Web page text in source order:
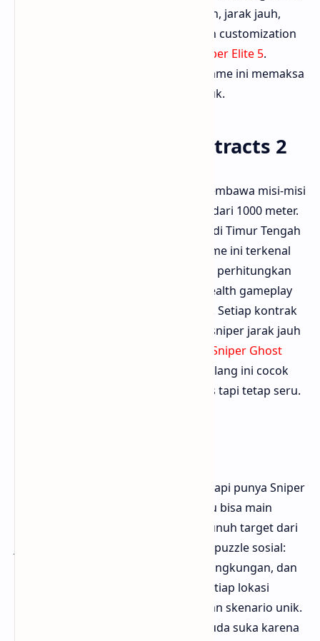
banyak jalur pendekatan: mau stealth, jarak jauh,
atau frontal. Ada juga sistem weapon customization
Sniper Elite 5.
Bloggermuda suka banget karena game ini memaksa
kita mikir taktik sebelum narik pelatuk.
2. Ghost Warrior Contracts 2
Sniper Ghost Warrior Contracts 2 membawa misi-misi
sniper jarak super jauh hingga lebih dari 1000 meter.
Kamu bakal jadi pembunuh bayaran di Timur Tengah
dengan berbagai kontrak target. Game ini terkenal
dengan physics realistis: kamu harus perhitungkan
angin, jarak, dan jatuhnya peluru. Stealth gameplay
makin halus dengan gadget modern. Setiap kontrak
bisa didekati dengan gaya berbeda: sniper jarak jauh
Sniper Ghost
. Bloggermuda bilang ini cocok
buat yang mau simulasi sniper serius tapi tetap seru.
Hitman 3 bukan game sniper murni tapi punya Sniper
Assassin mode yang luar biasa. Kamu bisa main
sebagai Agent 47 yang harus membunuh target dari
jauh tanpa ketahuan. Misinya penuh puzzle sosial:
menentukan rute korban, sabotase lingkungan, dan
mencari sudut tembak sempurna. Setiap lokasi
seperti Dubai atau Berlin menawarkan skenario unik.
. Bloggermuda suka karena